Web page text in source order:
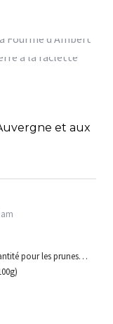
FOURME
LA
et aux
pour les prunes…